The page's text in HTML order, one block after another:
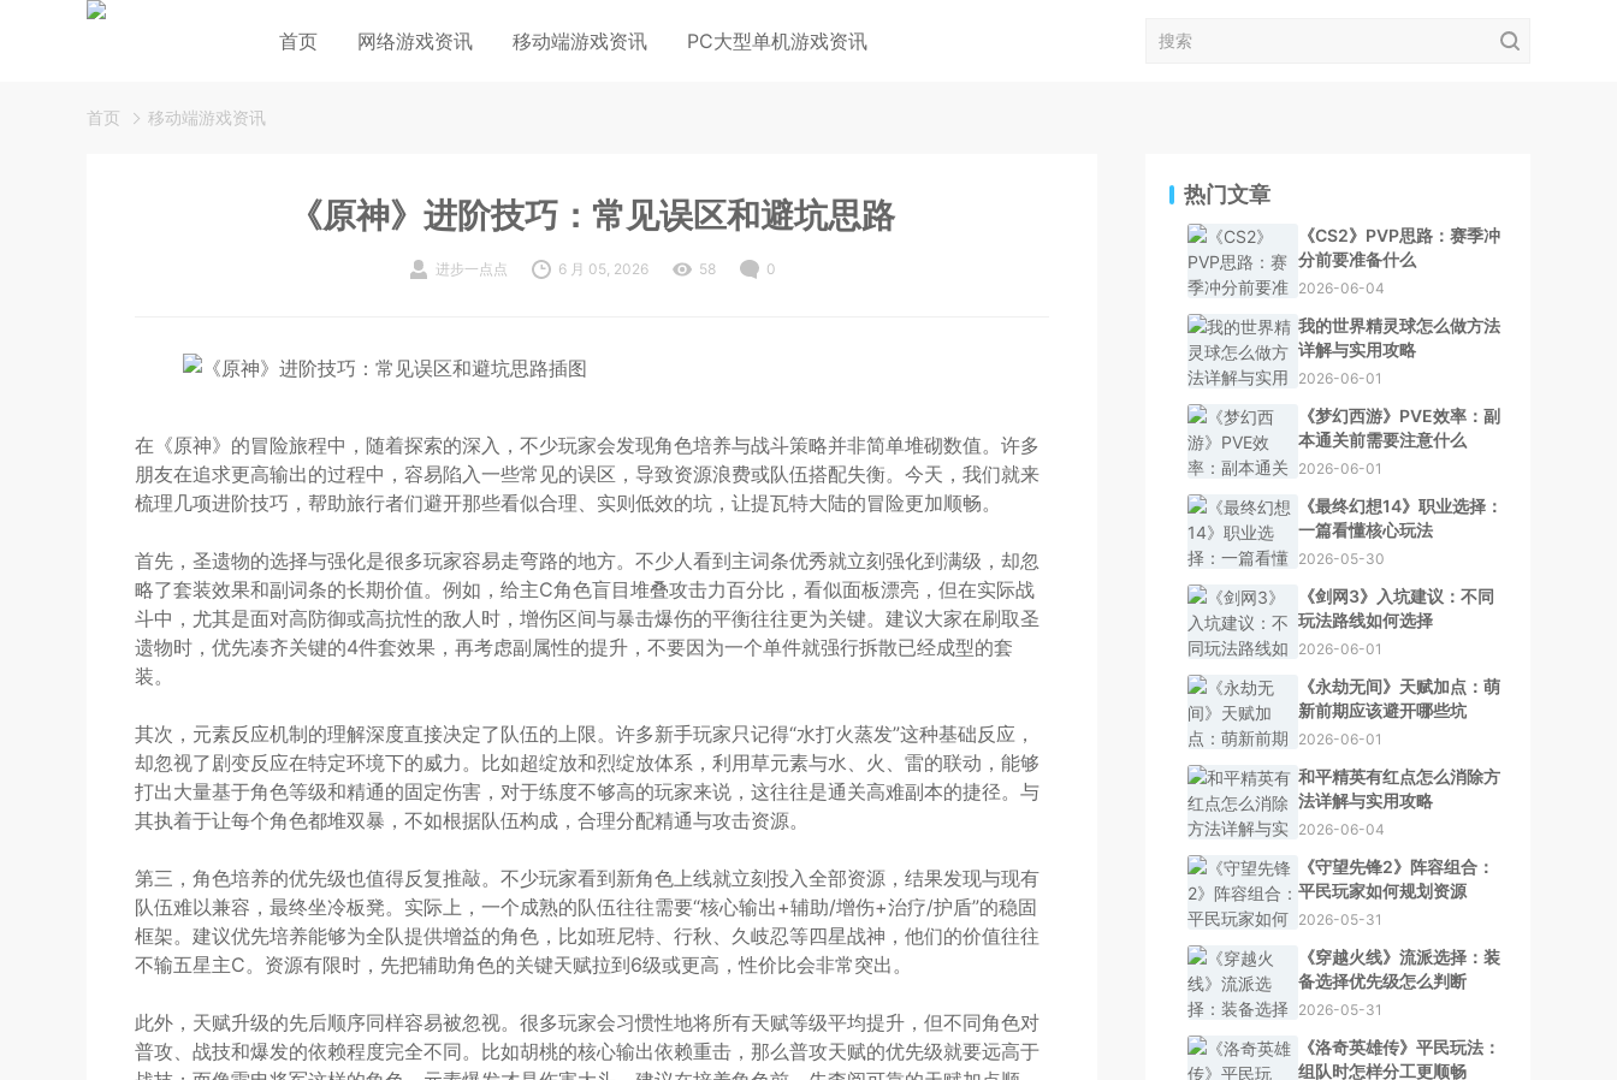
首页 网络游戏资讯 移动端游戏资讯 PC大型单机游戏资讯
首页 移动端游戏资讯
《原神》进阶技巧：常见误区和避坑思路
进步一点点 6 月 05, 2026 58 0
在《原神》的冒险旅程中，随着探索的深入，不少玩家会发现角色培养与战斗策略并非简单堆砌数值。许多
朋友在追求更高输出的过程中，容易陷入一些常见的误区，导致资源浪费或队伍搭配失衡。今天，我们就来
梳理几项进阶技巧，帮助旅行者们避开那些看似合理、实则低效的坑，让提瓦特大陆的冒险更加顺畅。
首先，圣遗物的选择与强化是很多玩家容易走弯路的地方。不少人看到主词条优秀就立刻强化到满级，却忽
略了套装效果和副词条的长期价值。例如，给主C角色盲目堆叠攻击力百分比，看似面板漂亮，但在实际战
斗中，尤其是面对高防御或高抗性的敌人时，增伤区间与暴击爆伤的平衡往往更为关键。建议大家在刷取圣
遗物时，优先凑齐关键的4件套效果，再考虑副属性的提升，不要因为一个单件就强行拆散已经成型的套
装。
其次，元素反应机制的理解深度直接决定了队伍的上限。许多新手玩家只记得“水打火蒸发”这种基础反应，
却忽视了剧变反应在特定环境下的威力。比如超绽放和烈绽放体系，利用草元素与水、火、雷的联动，能够
打出大量基于角色等级和精通的固定伤害，对于练度不够高的玩家来说，这往往是通关高难副本的捷径。与
其执着于让每个角色都堆双暴，不如根据队伍构成，合理分配精通与攻击资源。
第三，角色培养的优先级也值得反复推敲。不少玩家看到新角色上线就立刻投入全部资源，结果发现与现有
队伍难以兼容，最终坐冷板凳。实际上，一个成熟的队伍往往需要“核心输出+辅助/增伤+治疗/护盾”的稳固
框架。建议优先培养能够为全队提供增益的角色，比如班尼特、行秋、久岐忍等四星战神，他们的价值往往
不输五星主C。资源有限时，先把辅助角色的关键天赋拉到6级或更高，性价比会非常突出。
此外，天赋升级的先后顺序同样容易被忽视。很多玩家会习惯性地将所有天赋等级平均提升，但不同角色对
普攻、战技和爆发的依赖程度完全不同。比如胡桃的核心输出依赖重击，那么普攻天赋的优先级就要远高于
热门文章
《CS2》PVP思路：赛季冲
分前要准备什么
2026-06-04
我的世界精灵球怎么做方法
详解与实用攻略
2026-06-01
《梦幻西游》PVE效率：副
本通关前需要注意什么
2026-06-01
《最终幻想14》职业选择：
一篇看懂核心玩法
2026-05-30
《剑网3》入坑建议：不同
玩法路线如何选择
2026-06-01
《永劫无间》天赋加点：萌
新前期应该避开哪些坑
2026-06-01
和平精英有红点怎么消除方
法详解与实用攻略
2026-06-04
《守望先锋2》阵容组合：
平民玩家如何规划资源
2026-05-31
《穿越火线》流派选择：装
备选择优先级怎么判断
2026-05-31
《洛奇英雄传》平民玩法：
组队时怎样分工更顺畅